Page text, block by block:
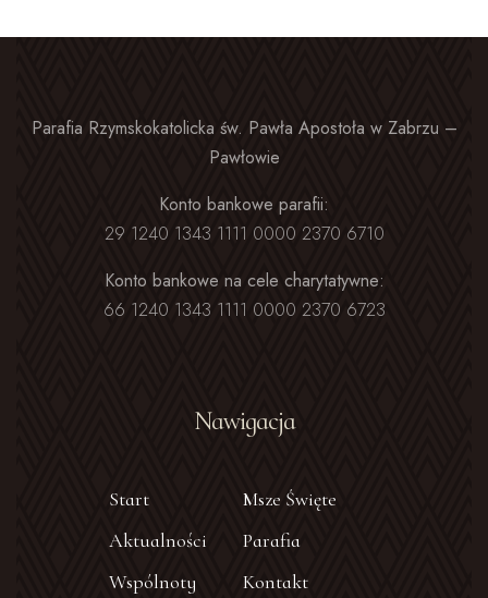
Parafia Rzymskokatolicka św. Pawła Apostoła w Zabrzu –
Pawłowie
Konto bankowe parafii:
29 1240 1343 1111 0000 2370 6710
Konto bankowe na cele charytatywne:
66 1240 1343 1111 0000 2370 6723
Nawigacja
Start
Msze Święte
Aktualności
Parafia
Wspólnoty
Kontakt